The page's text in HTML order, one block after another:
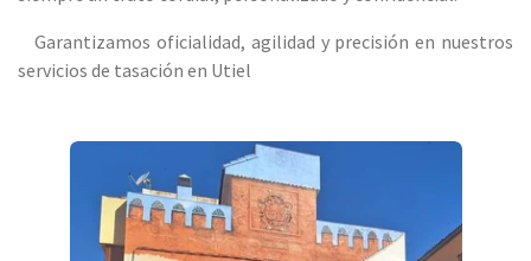
Garantizamos oficialidad, agilidad y precisión en nuestros
servicios de tasación en Utiel